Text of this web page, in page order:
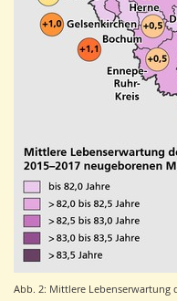
Abb. 2: Mittlere Lebenserwartung